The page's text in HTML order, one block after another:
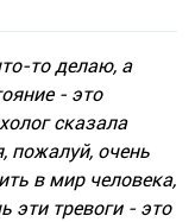
то делаю, а
- это
сказала
пожалуй, очень
в мир человека,
эти тревоги - это